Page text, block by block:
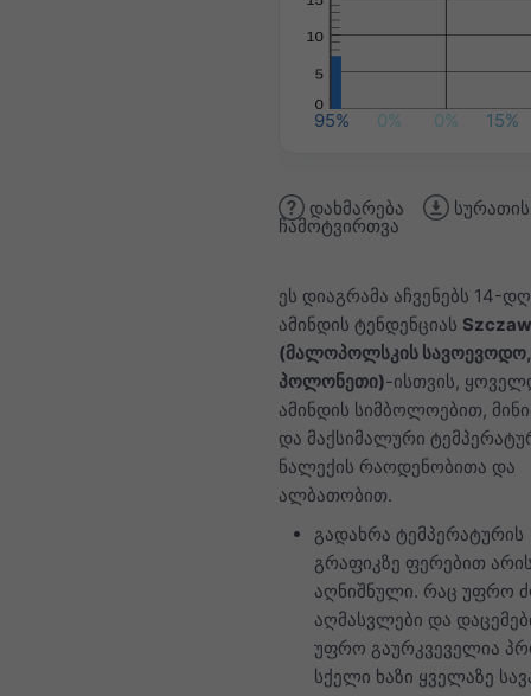
95% 0% 0% 15%
დახმარება სურათის
ჩამოტვირთვა
ეს დიაგრამა აჩვენებს 14-
ამინდის ტენდენციას
(მალოპოლსკის სავოევოდო,
პოლონეთი)-ისთვის,
ამინდის სიმბოლოებით,
და მაქსიმალური
ნალექის რაოდენობითა და
ალბათობით.
გადახრა ტემპერატურის
გრაფიკზე ფერებით
აღნიშნული. რაც უფრო
აღმასვლები და
უფრო გაურკვეველია
სქელი ხაზი ყველაზე